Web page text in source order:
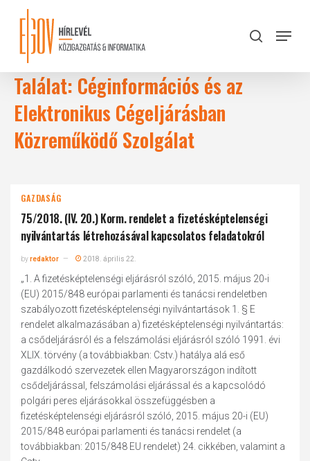
content
search
Menu
Találat: Céginformációs és az
Elektronikus Cégeljárásban
Közreműködő Szolgálat
GAZDASÁG
75/2018. (IV. 20.) Korm. rendelet a fizetésképtelenségi
nyilvántartás létrehozásával kapcsolatos feladatokról
byredaktor 2018. április 22.
„1. A fizetésképtelenségi eljárásról szóló, 2015. május 20-i
(EU) 2015/848 európai parlamenti és tanácsi rendeletben
szabályozott fizetésképtelenségi nyilvántartások 1. § E
rendelet alkalmazásában a) fizetésképtelenségi nyilvántartás:
a csődeljárásról és a felszámolási eljárásról szóló 1991. évi
XLIX. törvény (a továbbiakban: Cstv.) hatálya alá eső
gazdálkodó szervezetek ellen Magyarországon indított
csődeljárással, felszámolási eljárással és a kapcsolódó
polgári peres eljárásokkal összefüggésben a
fizetésképtelenségi eljárásról szóló, 2015. május 20-i (EU)
2015/848 európai parlamenti és tanácsi rendelet (a
továbbiakban: 2015/848 EU rendelet) 24. cikkében, valamint a
Close